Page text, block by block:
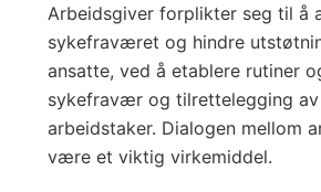
Arbeidsgiver forplikter seg til å
sykefraværet og hindre
ansatte, ved å etablere rutiner
sykefravær og tilrettelegging
arbeidstaker. Dialogen mellom
være et viktig virkemiddel.